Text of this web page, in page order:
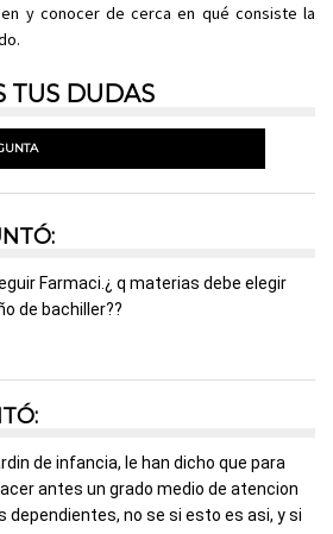
y conocer de cerca en qué consiste la
TUS DUDAS
Farmaci.¿ q materias debe elegir
de bachiller??
de infancia, le han dicho que para
antes un grado medio de atencion
dependientes, no se si esto es asi, y si